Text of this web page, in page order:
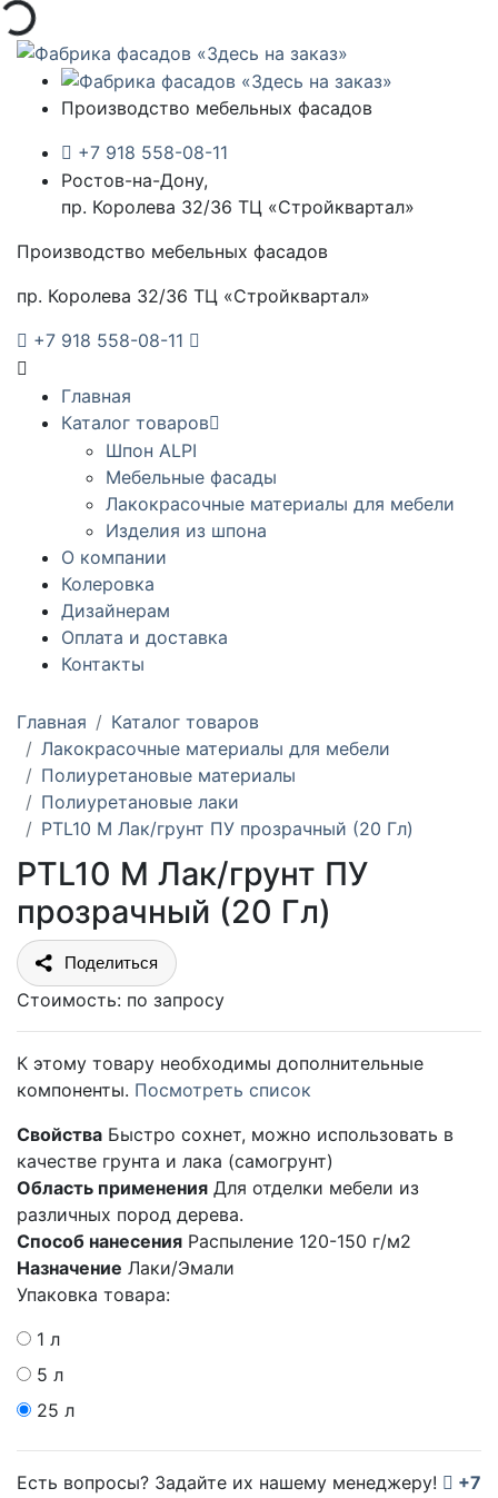
Производство мебельных фасадов
+7 918 558-08-11
Ростов-на-Дону,
пр. Королева 32/36 ТЦ «Стройквартал»
Производство мебельных фасадов
пр. Королева 32/36 ТЦ «Стройквартал»
+7 918 558-08-11
Главная
Каталог товаров
Шпон ALPI
Мебельные фасады
Лакокрасочные материалы для мебели
Изделия из шпона
О компании
Колеровка
Дизайнерам
Оплата и доставка
Контакты
Главная
Каталог товаров
Лакокрасочные материалы для мебели
Полиуретановые материалы
Полиуретановые лаки
PTL10 M Лак/грунт ПУ прозрачный (20 Гл)
PTL10 M Лак/грунт ПУ
прозрачный (20 Гл)
Поделиться
Стоимость: по запросу
К этому товару необходимы дополнительные
компоненты. Посмотреть список
Свойства Быстро сохнет, можно использовать в
качестве грунта и лака (самогрунт)
Область применения Для отделки мебели из
различных пород дерева.
Способ нанесения Распыление 120-150 г/м2
Назначение Лаки/Эмали
Упаковка товара:
1 л
5 л
25 л
Есть вопросы? Задайте их нашему менеджеру!
+7